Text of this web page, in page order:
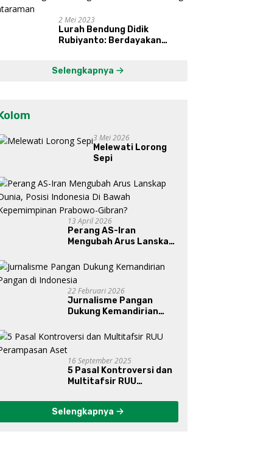
2 Mei 2023
Lurah Bendung Didik
Rubiyanto: Berdayakan
Mataraman
Selengkapnya
3 Mei 2026
Melewati Lorong
Sepi
13 April 2026
Perang AS-Iran
Mengubah Arus Lanskap
Bawah Kepemimpinan
Prabowo-Gibran?
22 Februari 2026
Jurnalisme Pangan
Dukung Kemandirian
16 September 2025
5 Pasal Kontroversi dan
Multitafsir RUU
Selengkapnya